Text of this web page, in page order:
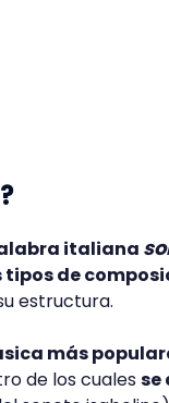
italiana
tipos de
estructura.
más
de los cualesse